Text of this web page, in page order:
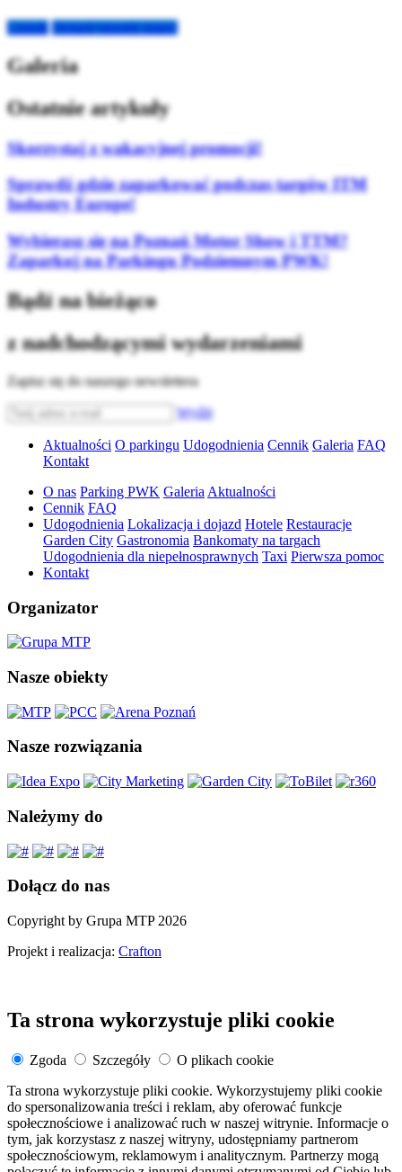
Cennik Dojazd (google maps)
Galeria
Ostatnie artykuły
Skorzystaj z wakacyjnej promocji!
Sprawdź gdzie zaparkować podczas targów ITM
Industry Europe!
Wybierasz się na Poznań Motor Show i TTM?
Zaparkuj na Parkingu Podziemnym PWK!
Bądź na bieżąco
z nadchodzącymi wydarzeniami
Zapisz się do naszego newslettera
Wyślij
Aktualności O parkingu Udogodnienia Cennik Galeria FAQ
Kontakt
O nas Parking PWK Galeria Aktualności
Cennik FAQ
Udogodnienia Lokalizacja i dojazd Hotele Restauracje
Garden City Gastronomia Bankomaty na targach
Udogodnienia dla niepełnosprawnych Taxi Pierwsza pomoc
Kontakt
Organizator
Nasze obiekty
Nasze rozwiązania
Należymy do
Dołącz do nas
Copyright by Grupa MTP 2026
Projekt i realizacja: Crafton
Ta strona wykorzystuje pliki cookie
Zgoda Szczegóły
O plikach cookie
Ta strona wykorzystuje pliki cookie. Wykorzystujemy pliki cookie
do spersonalizowania treści i reklam, aby oferować funkcje
społecznościowe i analizować ruch w naszej witrynie. Informacje o
tym, jak korzystasz z naszej witryny, udostępniamy partnerom
społecznościowym, reklamowym i analitycznym. Partnerzy mogą